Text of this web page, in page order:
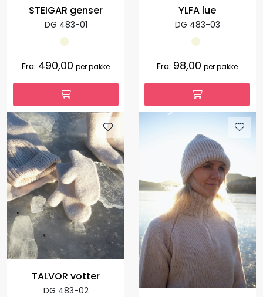
STEIGAR genser
DG 483-01
Fra: 490,00 per pakke
YLFA lue
DG 483-03
Fra: 98,00 per pakke
TALVOR votter
DG 483-02